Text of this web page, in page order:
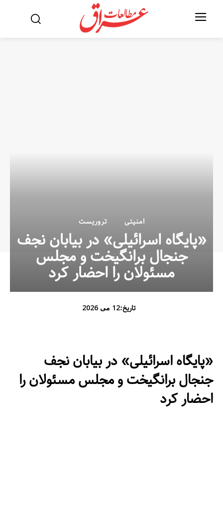
امنیتی تروریست
«پایگاه اسرائیلی» در بیابان نجف
جنجال برانگیخت و مجلس
مسئولان را احضار کرد
تاریخ:12 می 2026
«پایگاه اسرائیلی» در بیابان نجف
جنجال برانگیخت و مجلس مسئولان را
احضار کرد